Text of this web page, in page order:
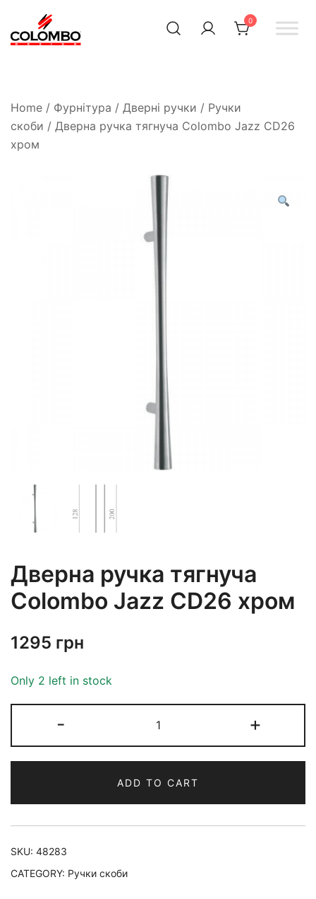
0
Home / Фурнітура / Дверні ручки / Ручки
скоби / Дверна ручка тягнуча Colombo Jazz CD26
хром
Дверна ручка тягнуча
Colombo Jazz CD26 хром
1295 грн
Only 2 left in stock
- +
ADD TO CART
SKU: 48283
CATEGORY: Ручки скоби